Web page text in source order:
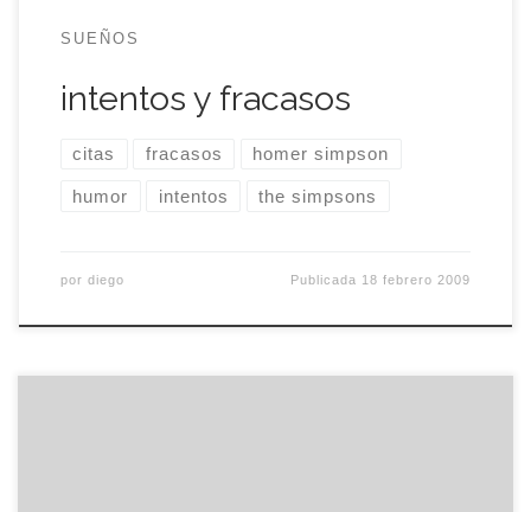
SUEÑOS
intentos y fracasos
citas fracasos homer simpson
humor intentos the simpsons
por diego Publicada 18 febrero 2009